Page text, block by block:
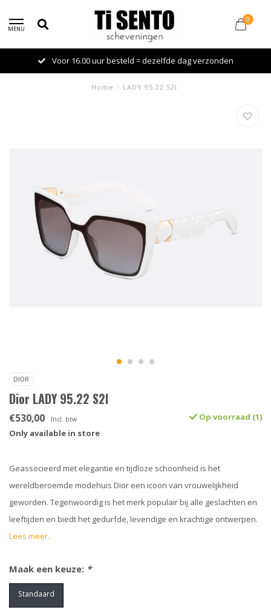
MENU
0
Voor 16.00 uur besteld = dezelfde dag verzonden
Home / LADY 95.22 S2I
DIOR
Dior LADY 95.22 S2I
€530,00 Incl. btw
Only available in store
Op voorraad (1)
Geassocieerd met elegantie en tijdloze schoonheid is het
wereldberoemde modehuis Dior een icoon van vrouwelijkheid
geworden. Tegenwoordig is het merk populair bij alle geslachten en
leeftijden en biedt het gedurfde, levendige en krachtige ontwerpen.
Lees meer..
Maak een keuze: *
Standaard